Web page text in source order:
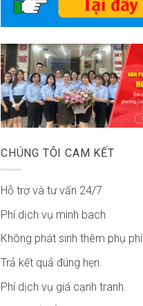
CHÚNG TÔI CAM KẾT
Hỗ trợ và tư vấn 24/7
Phí dịch vụ minh bach
Không phát sinh thêm phụ phí
Trả kết quả đúng hẹn.
Phí dịch vụ giá cạnh tranh.